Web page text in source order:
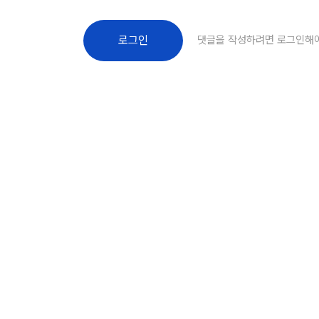
로그인 댓글을 작성하려면 로그인해